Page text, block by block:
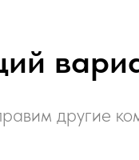
другие